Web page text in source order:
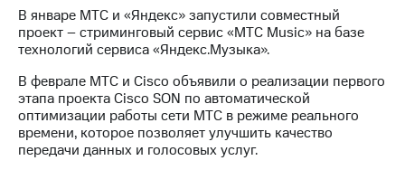
Правовая
информация
Контакты
Медиа-центр
Пресс-
релизы
В январе МТС и «Яндекс» запустили совместный
проект – стриминговый сервис «МТС Music» на базе
технологий сервиса «Яндекс.Музыка».
В феврале МТС и Cisco объявили о реализации первого
этапа проекта Cisco SON по автоматической
оптимизации работы сети МТС в режиме реального
времени, которое позволяет улучшить качество
передачи данных и голосовых услуг.